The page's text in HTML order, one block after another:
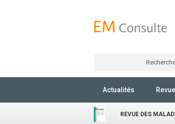
Actualités
REVUE DES